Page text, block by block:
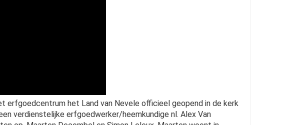
erfgoedcentrum het Land van Nevele officieel geopend in de kerk
verdienstelijke erfgoedwerker/heemkundige nl. Alex Van